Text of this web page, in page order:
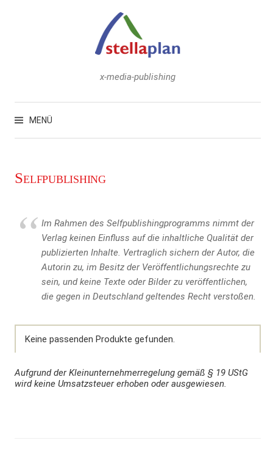
x-media-publishing
MENÜ
Suchen
Selfpublishing
Im Rahmen des Selfpublishingprogramms nimmt der
Verlag keinen Einfluss auf die inhaltliche Qualität der
publizierten Inhalte. Vertraglich sichern der Autor, die
Autorin zu, im Besitz der Veröffentlichungsrechte zu
sein, und keine Texte oder Bilder zu veröffentlichen,
die gegen in Deutschland geltendes Recht verstoßen.
Keine passenden Produkte gefunden.
Aufgrund der Kleinunternehmerregelung gemäß § 19 UStG
wird keine Umsatzsteuer erhoben oder ausgewiesen.